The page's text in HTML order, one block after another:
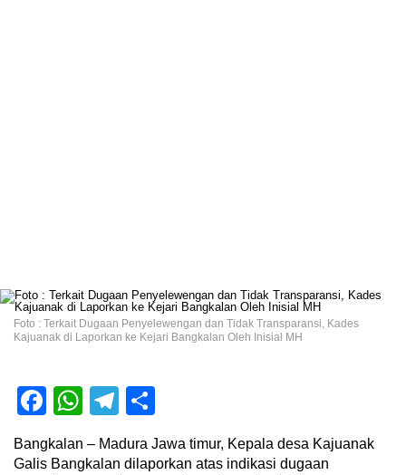
Foto : Terkait Dugaan Penyelewengan dan Tidak Transparansi, Kades
Kajuanak di Laporkan ke Kejari Bangkalan Oleh Inisial MH
Facebook
WhatsApp
Telegram
Bangkalan – Madura Jawa timur, Kepala desa Kajuanak
Galis Bangkalan dilaporkan atas indikasi dugaan